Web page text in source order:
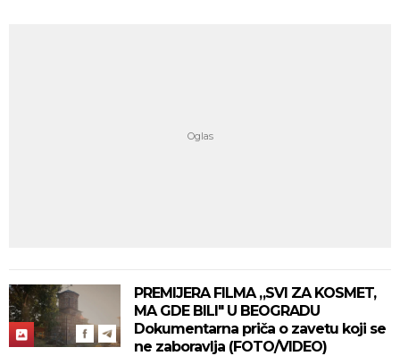
PREMIJERA FILMA „SVI ZA KOSMET,
MA GDE BILI" U BEOGRADU
Dokumentarna priča o zavetu koji se
ne zaboravlja (FOTO/VIDEO)